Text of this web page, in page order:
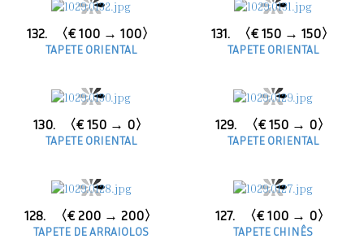
132. 〈€ 100 → 100〉
TAPETE ORIENTAL
131. 〈€ 150 → 150〉
TAPETE ORIENTAL
130. 〈€ 150 → 0〉
TAPETE ORIENTAL
129. 〈€ 150 → 0〉
TAPETE ORIENTAL
128. 〈€ 200 → 200〉
TAPETE DE ARRAIOLOS
127. 〈€ 100 → 0〉
TAPETE CHINÊS